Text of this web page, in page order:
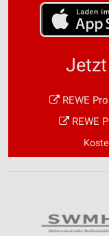
REWE
REWE